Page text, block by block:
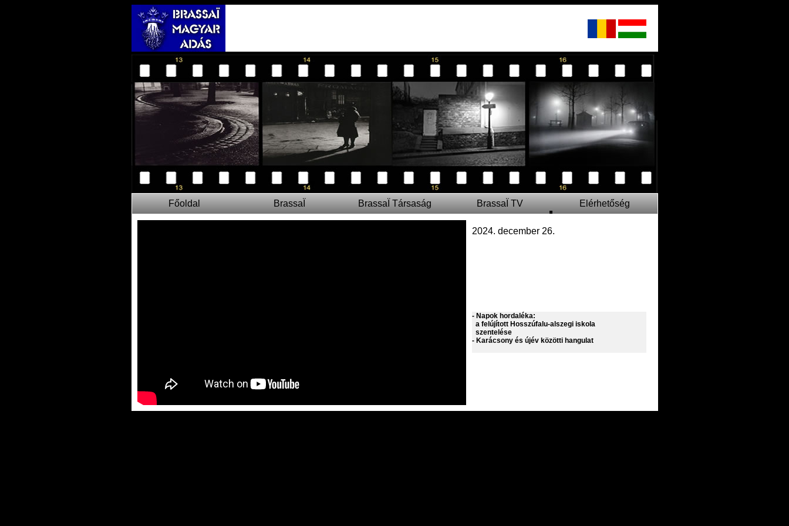
Főoldal BrassaÏ BrassaÏ Társaság BrassaÏ TV Elérhetőség
2024. december 26.
- Napok hordaléka:
a felújított Hosszúfalu-alszegi iskola
szentelése
- Karácsony és újév közötti hangulat